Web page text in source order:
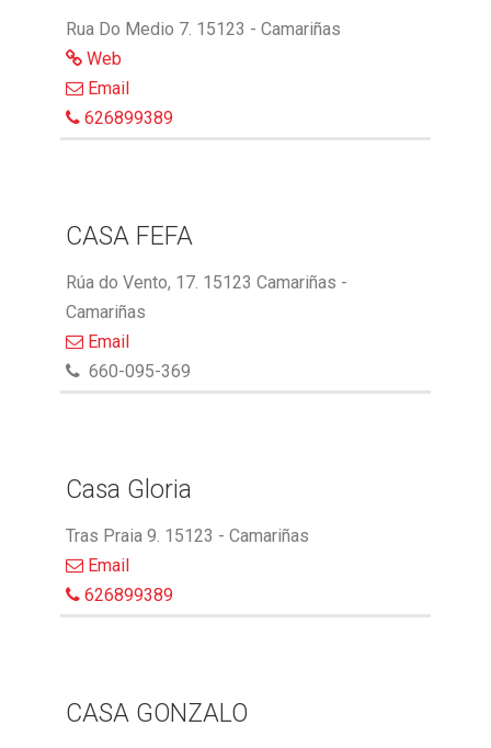
Rua Do Medio 7. 15123 - Camariñas
Web
Email
626899389
CASA FEFA
Rúa do Vento, 17. 15123 Camariñas -
Camariñas
Email
660-095-369
Casa Gloria
Tras Praia 9. 15123 - Camariñas
Email
626899389
CASA GONZALO